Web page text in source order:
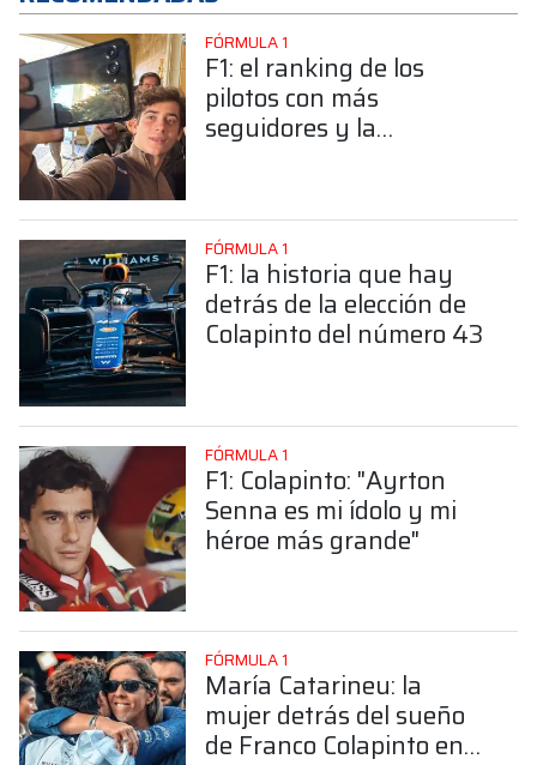
FÓRMULA 1
F1: el ranking de los
pilotos con más
seguidores y la
FÓRMULA 1
F1: la historia que hay
detrás de la elección de
Colapinto del número 43
FÓRMULA 1
F1: Colapinto: "Ayrton
Senna es mi ídolo y mi
héroe más grande"
FÓRMULA 1
María Catarineu: la
mujer detrás del sueño
de Franco Colapinto en